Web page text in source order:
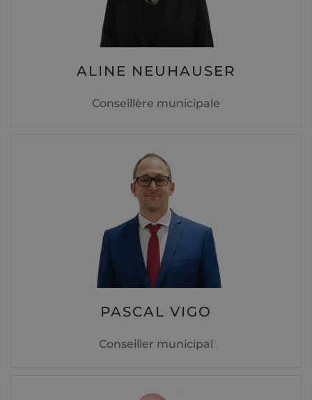
ALINE NEUHAUSER
Conseillère municipale
PASCAL VIGO
Conseiller municipal